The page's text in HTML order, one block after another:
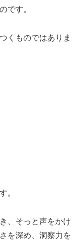
です。
くものではありま
。
、そっと声をかけ
を深め、洞察力を